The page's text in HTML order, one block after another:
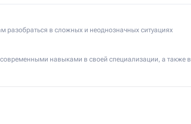
разобраться в сложных и неоднозначных ситуациях
навыками в своей специализации, а также в